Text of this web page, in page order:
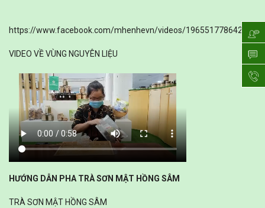
https://www.facebook.com/mhenhevn/videos/196551778642006
VIDEO VỀ VÙNG NGUYÊN LIỆU
HƯỚNG DẪN PHA TRÀ SƠN MẬT HỒNG SÂM
TRÀ SƠN MẬT HỒNG SÂM